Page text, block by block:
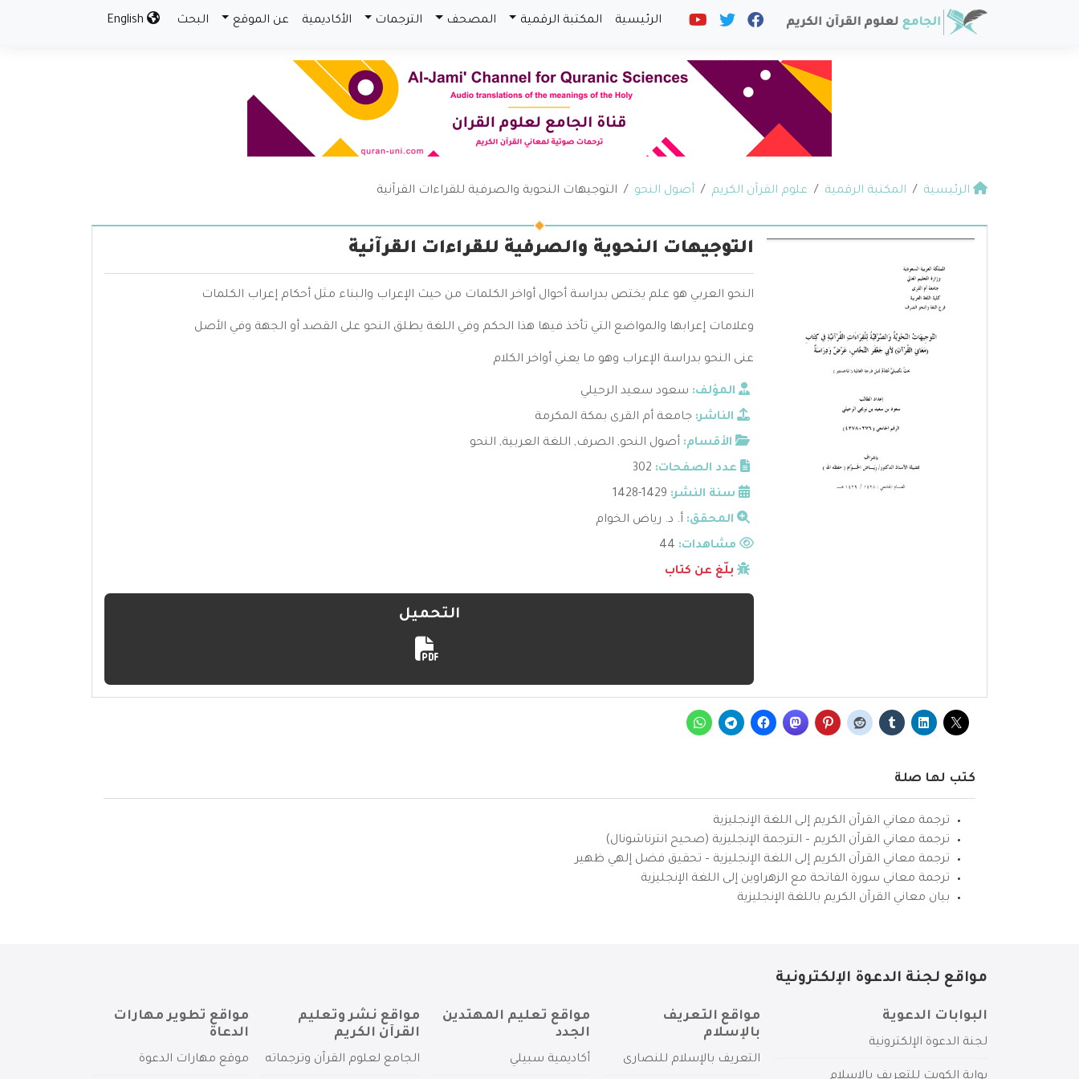
الرئيسية المكتبة الرقمية المصحف الترجمات الأكاديمية عن الموقع البحث
الرئيسية المكتبة الرقمية علوم القرآن الكريم أصول النحو التوجيهات النحوية والصرفية للقراءات القرآنية
التوجيهات النحوية والصرفية للقراءات القرآنية
النحو العربي هو علم يختص بدراسة أحوال أواخر الكلمات من حيث الإعراب والبناء مثل أحكام إعراب الكلمات
وعلامات إعرابها والمواضع التي تأخذ فيها هذا الحكم وفي اللغة يطلق النحو على القصد أو الجهة وفي الأصل
عنى النحو بدراسة الإعراب وهو ما يعني أواخر الكلام
المؤلف: سعود سعيد الرحيلي
الناشر: جامعة أم القرى بمكة المكرمة
الأقسام: أصول النحو, الصرف, اللغة العربية, النحو
عدد الصفحات: 302
سنة النشر: 1429-1428
المحقق: أ. د. رياض الخوام
مشاهدات:
بلّغ عن كتاب
التحميل
كتب لها صلة
ترجمة معاني القرآن الكريم إلى اللغة الإنجليزية
ترجمة معاني القرآن الكريم – الترجمة الإنجليزية (صحيح انترناشونال)
ترجمة معاني القرآن الكريم إلى اللغة الإنجليزية – تحقيق فضل إلهي ظهير
ترجمة معاني سورة الفاتحة مع الزهراوين إلى اللغة الإنجليزية
بيان معاني القرآن الكريم باللغة الإنجليزية
مواقع لجنة الدعوة الإلكترونية
البوابات الدعوية
لجنة الدعوة الإلكترونية
مواقع التعريف
بالإسلام
التعريف بالإسلام للنصارى
مواقع تعليم المهتدين
الجدد
أكاديمية سبيلي
مواقع نشر وتعليم
القرآن الكريم
الجامع لعلوم القرآن وترجماته
مواقع تطوير مهارات
الدعاة
موقع مهارات الدعوة